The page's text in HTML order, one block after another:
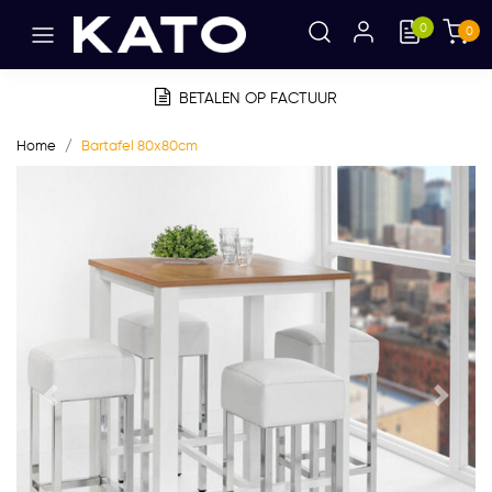
0 0
BETALEN OP FACTUUR
Home Bartafel 80x80cm
Vorige